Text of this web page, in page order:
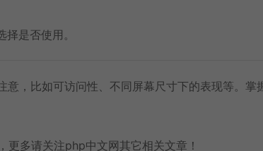
是否使用。
，比如可访问性、不同屏幕尺寸下的表现等。掌
多请关注php中文网其它相关文章！